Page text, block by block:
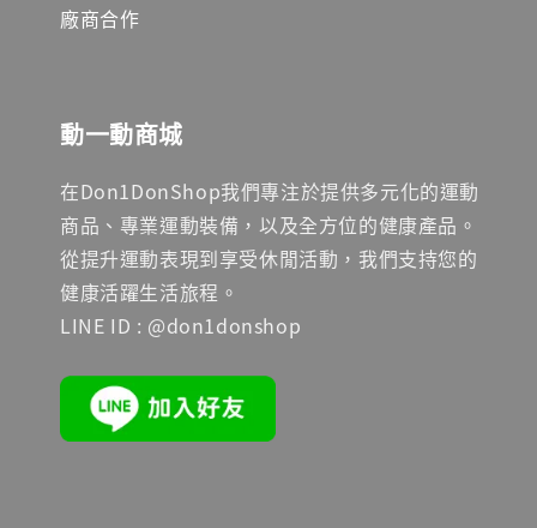
廠商合作
動一動商城
在Don1DonShop我們專注於提供多元化的運動
商品、專業運動裝備，以及全方位的健康產品。
從提升運動表現到享受休閒活動，我們支持您的
健康活躍生活旅程。
LINE ID : @don1donshop